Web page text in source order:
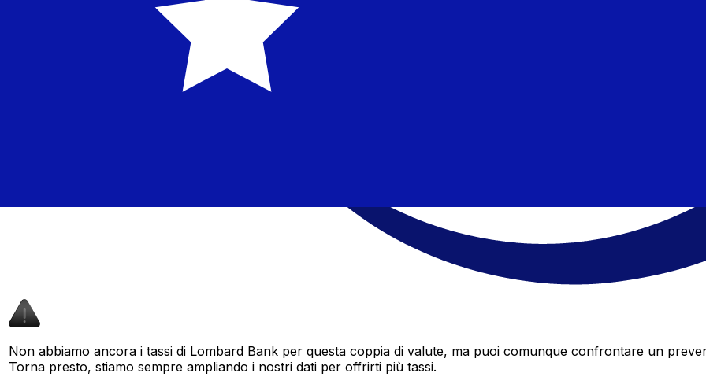
Non abbiamo ancora i tassi di Lombard Bank per questa coppia di valute, ma puoi comunque confrontare un
Torna presto, stiamo sempre ampliando i nostri dati per offrirti più tassi.